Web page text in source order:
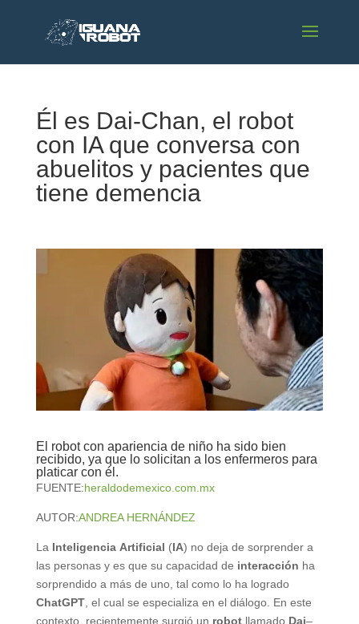
Él es Dai-Chan, el robot
con IA que conversa con
abuelitos y pacientes que
tiene demencia
El robot con apariencia de niño ha sido bien
recibido, ya que lo solicitan a los enfermeros para
platicar con él.
FUENTE:heraldodemexico.com.mx
AUTOR:ANDREA HERNÁNDEZ
La Inteligencia Artificial (IA) no deja de sorprender a
las personas y es que su capacidad de interacción ha
sorprendido a más de uno, tal como lo ha logrado
ChatGPT, el cual se especializa en el diálogo. En este
contexto, recientemente surgió un robotllamado Dai–